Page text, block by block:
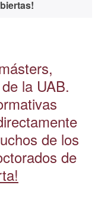
la UAB.
de los
de